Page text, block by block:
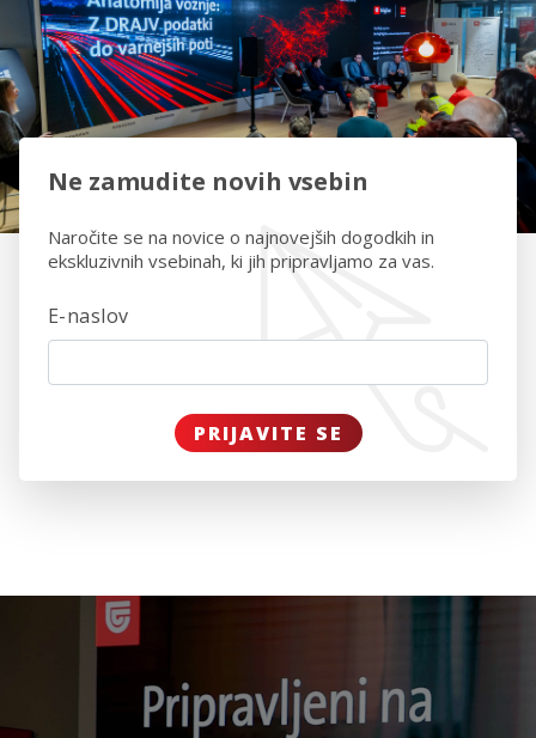
Ne zamudite novih vsebin
Naročite se na novice o najnovejših dogodkih in
ekskluzivnih vsebinah, ki jih pripravljamo za vas.
E-naslov
PRIJAVITE SE